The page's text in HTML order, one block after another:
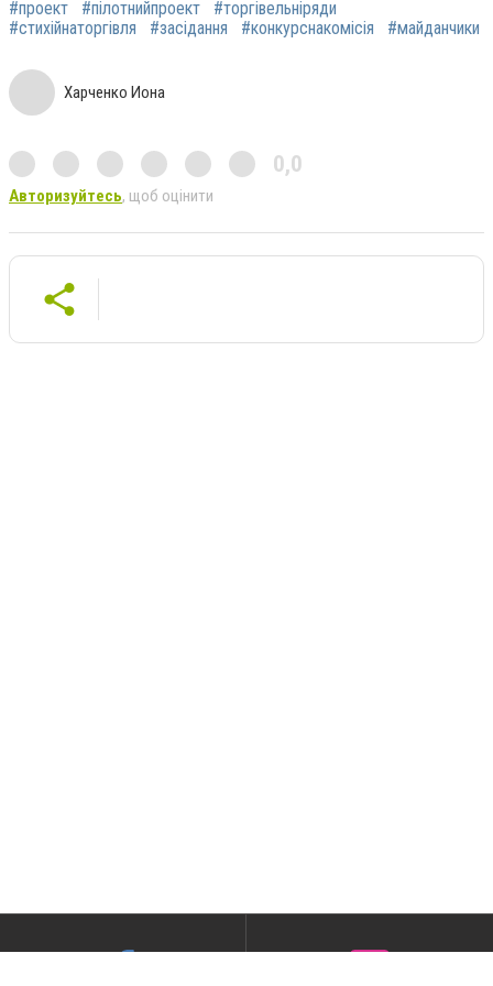
#проект #пілотнийпроект
#торгівельніряди
#стихійнаторгівля
#засідання #конкурснакомісія #майданчики
Харченко Иона
0,0
Авторизуйтесь, щоб оцінити